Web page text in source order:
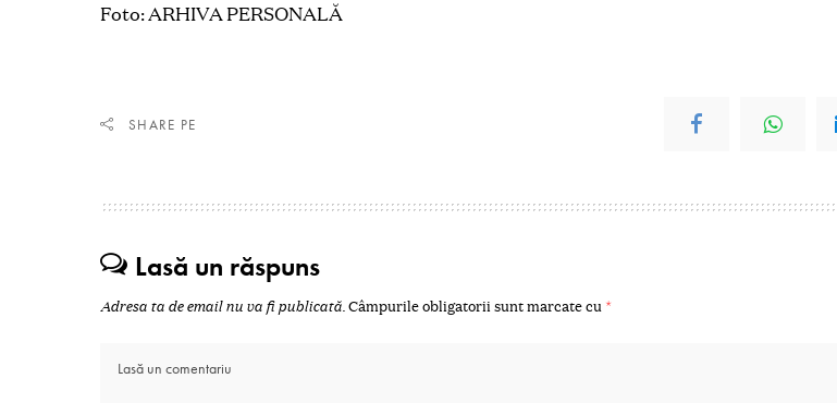
Foto: ARHIVA PERSONALĂ
SHARE PE
Lasă un răspuns
Adresa ta de email nu va fi publicată.Câmpurile obligatorii sunt marcate cu *